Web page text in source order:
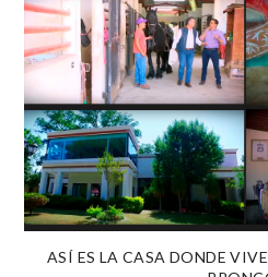
ASÍ ES LA CASA DONDE